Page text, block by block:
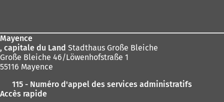
Mayence
, capitale du Land Stadthaus Große Bleiche
Große Bleiche 46/Löwenhofstraße 1
55116 Mayence
115 - Numéro d'appel des services administratifs
Accès rapide